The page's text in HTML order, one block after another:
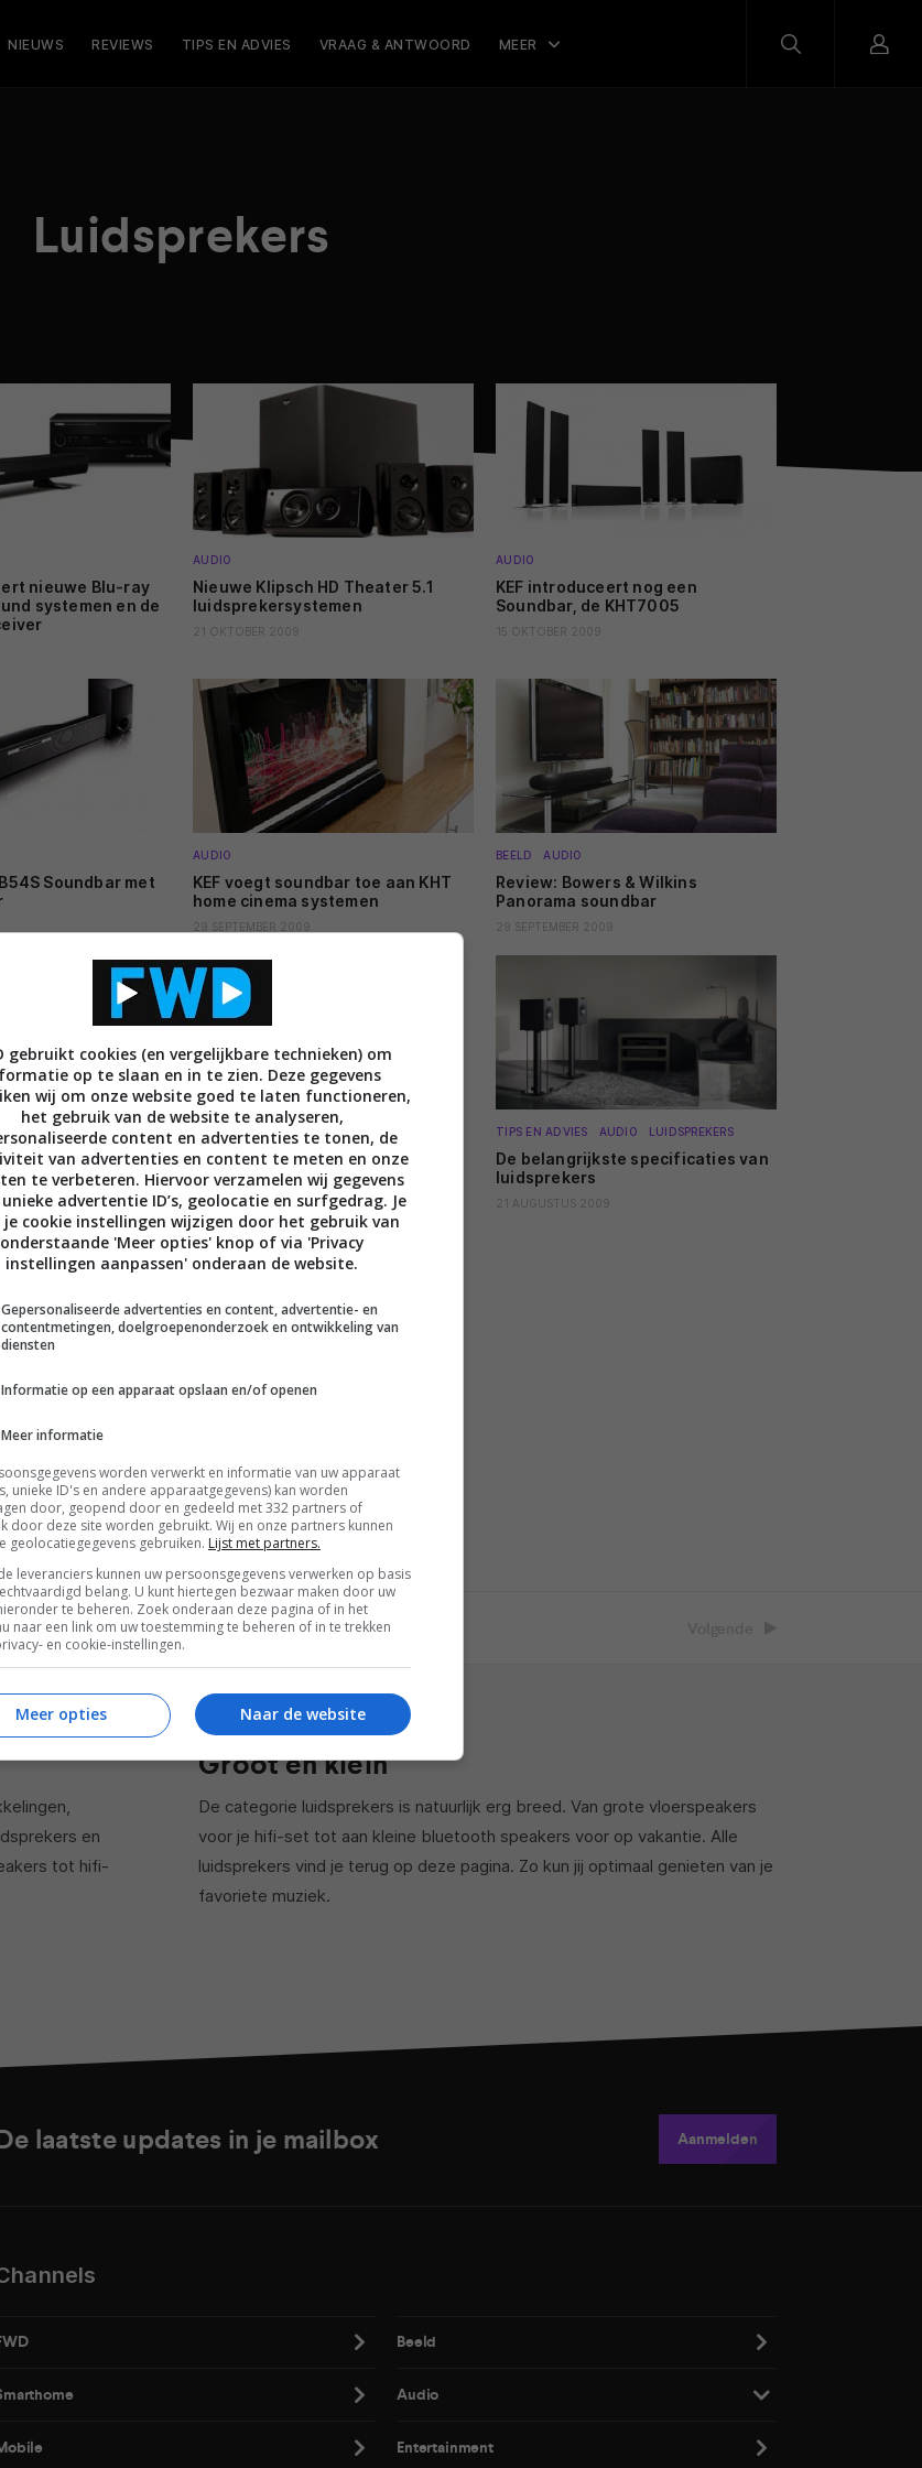
NIEUWS REVIEWS TIPS EN ADVIES VRAAG & ANTWOORD MEER
Luidsprekers
nieuwe Blu-ray
systemen en de
AUDIO
Nieuwe Klipsch HD Theater 5.1
luidsprekersystemen
21 OKTOBER 2009
AUDIO
KEF introduceert nog een
Soundbar, de KHT7005
15 OKTOBER 2009
Soundbar met
AUDIO
KEF voegt soundbar toe aan KHT
home cinema systemen
29 SEPTEMBER 2009
BEELD AUDIO
Review: Bowers & Wilkins
Panorama soundbar
29 SEPTEMBER 2009
Theatre 80 lijn
AUDIO
De beste luidspreker merken
21 AUGUSTUS 2009
TIPS EN ADVIES AUDIO LUIDSPREKERS
De belangrijkste specificaties van
luidsprekers
21 AUGUSTUS 2009
AUDIO LUIDSPREKERS
je
een introductie
1 … 70 71 72 73
en
tot hifi-
Groot en klein
De categorie luidsprekers is natuurlijk erg breed. Van grote vloerspeakers
voor je hifi-set tot aan kleine bluetooth speakers voor op vakantie. Alle
luidsprekers vind je terug op deze pagina. Zo kun jij optimaal genieten van je
favoriete muziek.
laatste updates in je mailbox Aanmelden
Beeld
Audio
Entertainment
gebruikt cookies (en vergelijkbare technieken) om
op te slaan en in te zien. Deze gegevens
wij om onze website goed te laten functioneren,
het gebruik van de website te analyseren,
content en advertenties te tonen, de
van advertenties en content te meten en onze
te verbeteren. Hiervoor verzamelen wij gegevens
advertentie ID’s, geolocatie en surfgedrag. Je
cookie instellingen wijzigen door het gebruik van
onderstaande 'Meer opties' knop of via 'Privacy
instellingen aanpassen' onderaan de website.
Gepersonaliseerde advertenties en content, advertentie- en
contentmetingen, doelgroepenonderzoek en ontwikkeling van
diensten
Informatie op een apparaat opslaan en/of openen
Meer informatie
worden verwerkt en informatie van uw apparaat
unieke ID's en andere apparaatgegevens) kan worden
door, geopend door en gedeeld met 332 partners of
door deze site worden gebruikt. Wij en onze partners kunnen
geolocatiegegevens gebruiken. Lijst met partners.
leveranciers kunnen uw persoonsgegevens verwerken op basis
belang. U kunt hiertegen bezwaar maken door uw
te beheren. Zoek onderaan deze pagina of in het
naar een link om uw toestemming te beheren of in te trekken
en cookie-instellingen.
Naar de website
Meer opties